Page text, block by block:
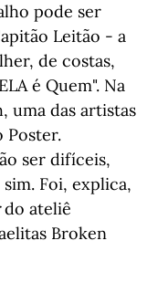
pode ser
Leitão - a
de costas,
é Quem". Na
uma das artistas
Poster.
ser difíceis,
Foi, explica,
do ateliê
Broken